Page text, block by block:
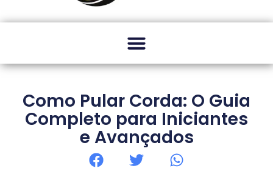
Como Pular Corda: O Guia
Completo para Iniciantes
e Avançados